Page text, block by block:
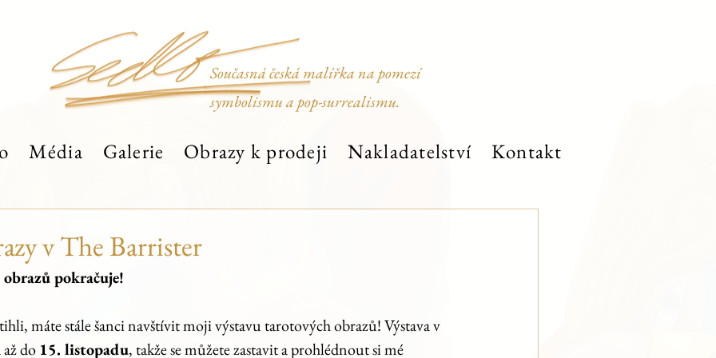
Současná česká malířka na pomezí
symbolismu a pop-surrealismu.
Média Galerie Obrazy k prodeji Nakladatelství Kontakt
v The Barrister
pokračuje!
máte stále šanci navštívit moji výstavu tarotových obrazů! Výstava v
do 15. listopadu, takže se můžete zastavit a prohlédnout si mé